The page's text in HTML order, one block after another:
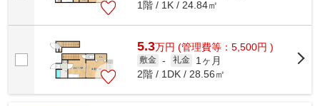
1階 / 1K / 24.84㎡
5.3万円 (管理費等：5,500円 )
敷金 - 礼金
1ヶ月
2階 / 1DK / 28.56㎡